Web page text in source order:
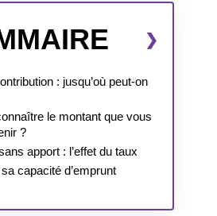
: jusqu’où peut-on
le montant que vous
?
apport : l’effet du taux
capacité d’emprunt